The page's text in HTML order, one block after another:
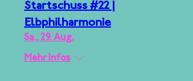
Startschuss #22 |
Elbphilharmonie
Sa., 29. Aug.
Mehr Infos